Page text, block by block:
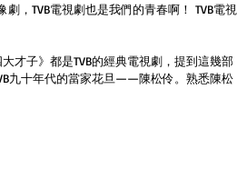
，TVB電視劇也是我們的青春啊！ TVB電視
才子》都是TVB的經典電視劇，提到這幾部
九十年代的當家花旦——陳松伶。熟悉陳松